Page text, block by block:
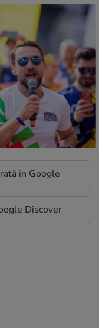
în Google
Discover